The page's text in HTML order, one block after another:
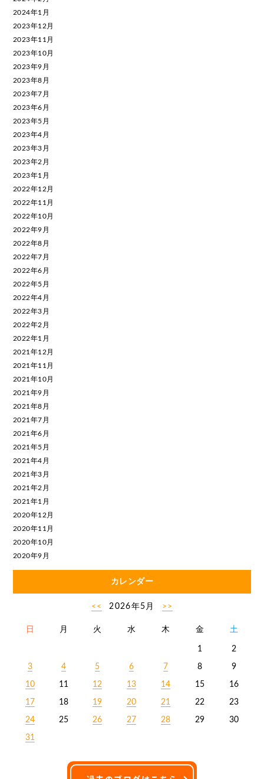
2024年1月
2023年12月
2023年11月
2023年10月
2023年9月
2023年8月
2023年7月
2023年6月
2023年5月
2023年4月
2023年3月
2023年2月
2023年1月
2022年12月
2022年11月
2022年10月
2022年9月
2022年8月
2022年7月
2022年6月
2022年5月
2022年4月
2022年3月
2022年2月
2022年1月
2021年12月
2021年11月
2021年10月
2021年9月
2021年8月
2021年7月
2021年6月
2021年5月
2021年4月
2021年3月
2021年2月
2021年1月
2020年12月
2020年11月
2020年10月
2020年9月
カレンダー
<< 2026年5月 >>
日 月 火 水 木 金 土
1 2
3 4 5 6 7 8 9
10 11 12 13 14 15 16
17 18 19 20 21 22 23
24 25 26 27 28 29 30
31